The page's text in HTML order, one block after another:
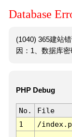
Database
(1040) 365建站
因：1、数据库
PHP Debug
No. File
1
/